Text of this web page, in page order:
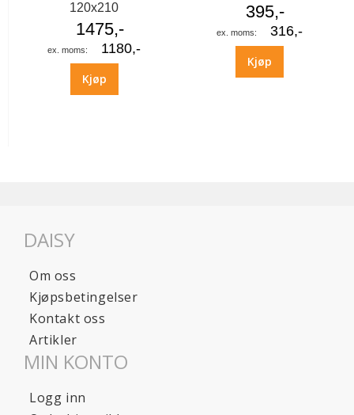
120x210
1475,-
1180,-
Kjøp
395,-
316,-
Kjøp
DAISY
Om oss
Kjøpsbetingelser
Kontakt oss
Artikler
MIN KONTO
Logg inn